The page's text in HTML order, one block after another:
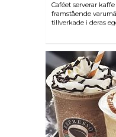
Caféet serverar
framstående
tillverkade i deras
erbjuda mat gjord
hälsosamt
en rejäl och utsökt
kulinarisk resa
tillfredsställelse.